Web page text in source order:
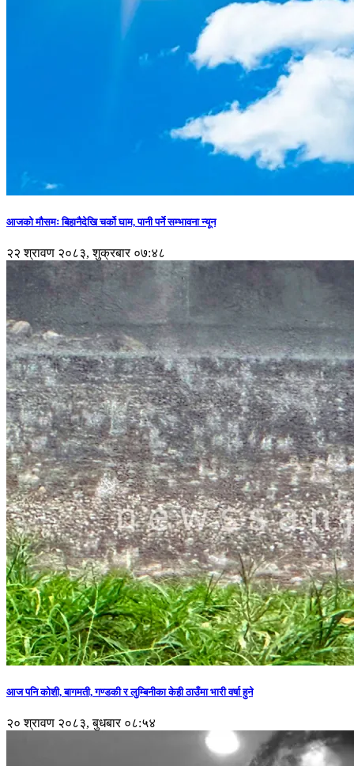
आजको मौसमः बिहानैदेखि चर्को घाम, पानी पर्ने सम्भावना न्यून
२२ श्रावण २०८३, शुक्रबार ०७:४८
आज पनि कोशी, बागमती, गण्डकी र लुम्बिनीका केही ठाउँमा भारी वर्षा हुने
२० श्रावण २०८३, बुधबार ०८:५४